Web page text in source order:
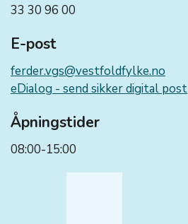
33 30 96 00
E-post
ferder.vgs@vestfoldfylke.no
eDialog - send sikker digital post
Åpningstider
08:00-15:00